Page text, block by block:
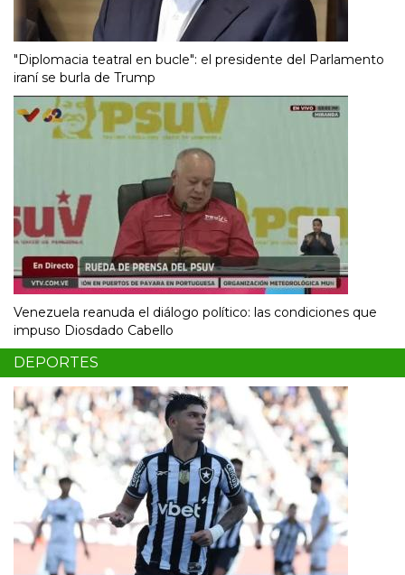
"Diplomacia teatral en bucle": el presidente del Parlamento
iraní se burla de Trump
Venezuela reanuda el diálogo político: las condiciones que
impuso Diosdado Cabello
DEPORTES